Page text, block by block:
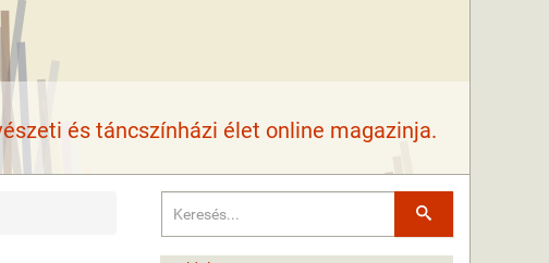
és táncszínházi élet online magazinja.
Keresés